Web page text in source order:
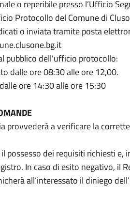
o reperibile presso l’Ufficio
Protocollo del Comune di
o inviata tramite posta
pubblico dell'ufficio protocollo:
dalle ore 08:30 alle ore 12,00.
ore 14:30 alle ore 15:30
provvederà a verificare la
possesso dei requisiti richiesti e,
In caso di esito negativo, il
all’interessato il diniego